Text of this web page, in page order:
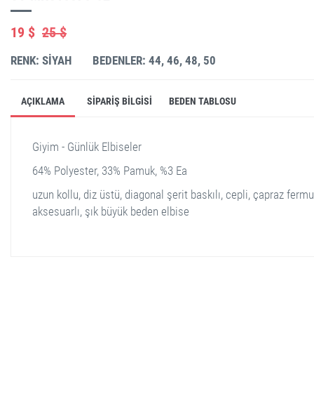
19 $ 25 $
RENK: SIYAH BEDENLER: 44, 46, 48, 50
AÇIKLAMA SIPARIŞ BILGISI BEDEN TABLOSU
Giyim - Günlük Elbiseler
64% Polyester, 33% Pamuk, %3 Ea
uzun kollu, diz üstü, diagonal şerit baskılı, cepli, çapraz
aksesuarlı, şık büyük beden elbise